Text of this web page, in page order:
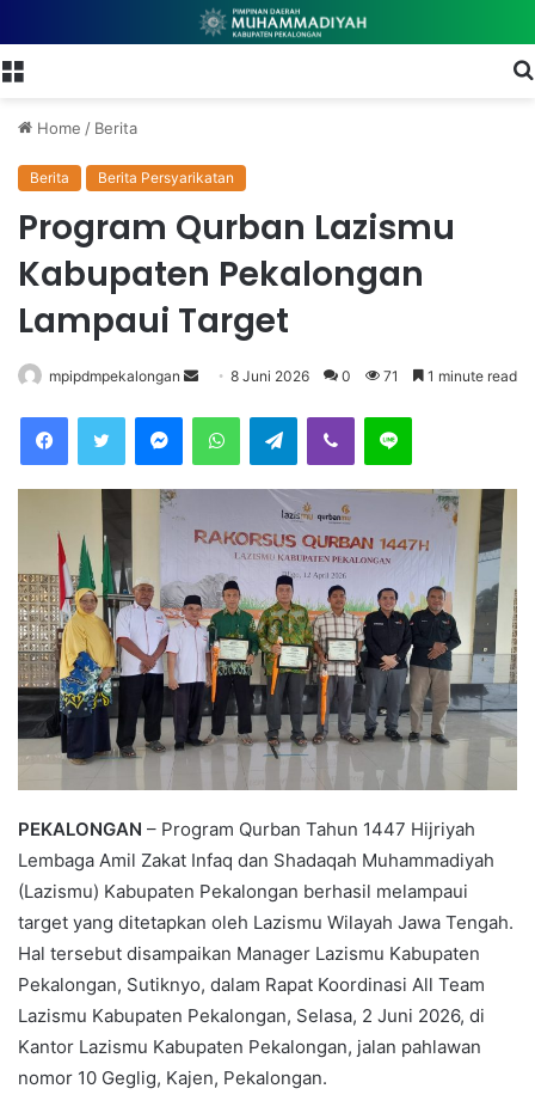
Home / Berita
Berita Berita Persyarikatan
Program Qurban Lazismu
Kabupaten Pekalongan
Lampaui Target
mpipdmpekalongan
d
a
e
m
a
i
8 Juni 2026 0 71 1 minute read
Telegram
PEKALONGAN – Program Qurban Tahun 1447 Hijriyah
Lembaga Amil Zakat Infaq dan Shadaqah Muhammadiyah
(Lazismu) Kabupaten Pekalongan berhasil melampaui
target yang ditetapkan oleh Lazismu Wilayah Jawa Tengah.
Hal tersebut disampaikan Manager Lazismu Kabupaten
Pekalongan, Sutiknyo, dalam Rapat Koordinasi All Team
Lazismu Kabupaten Pekalongan, Selasa, 2 Juni 2026, di
Kantor Lazismu Kabupaten Pekalongan, jalan pahlawan
nomor 10 Geglig, Kajen, Pekalongan.